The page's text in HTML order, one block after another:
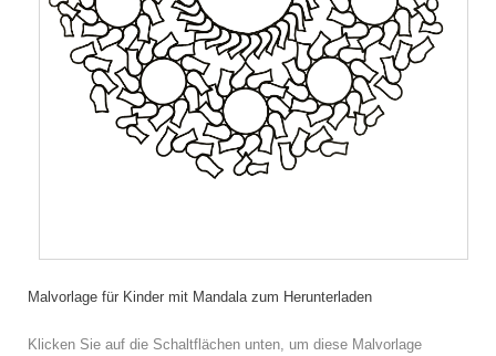
Malvorlage für Kinder mit Mandala zum Herunterladen
Klicken Sie auf die Schaltflächen unten, um diese Malvorlage